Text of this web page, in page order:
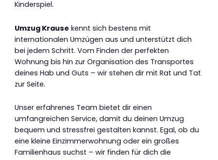
Kinderspiel.
Umzug Krause kennt sich bestens mit
internationalen Umzügen aus und unterstützt dich
bei jedem Schritt. Vom Finden der perfekten
Wohnung bis hin zur Organisation des Transportes
deines Hab und Guts – wir stehen dir mit Rat und Tat
zur Seite.
Unser erfahrenes Team bietet dir einen
umfangreichen Service, damit du deinen Umzug
bequem und stressfrei gestalten kannst. Egal, ob du
eine kleine Einzimmerwohnung oder ein großes
Familienhaus suchst – wir finden für dich die